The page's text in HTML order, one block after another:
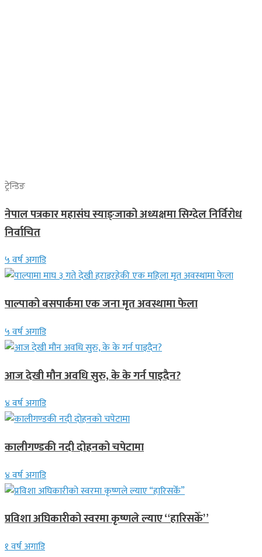
ट्रेन्डिङ
नेपाल पत्रकार महासंघ स्याङ्जाको अध्यक्षमा सिग्देल निर्विरोध
निर्वाचित
५ वर्ष अगाडि
पाल्पाको बसपार्कमा एक जना मृत अवस्थामा फेला
५ वर्ष अगाडि
आज देखी मौन अवधि सुरु, के के गर्न पाइदैन?
४ वर्ष अगाडि
कालीगण्डकी नदी दोहनको चपेटामा
४ वर्ष अगाडि
प्रविशा अघिकारीको स्वरमा कृष्णले ल्याए “हारिसकेँ”
१ वर्ष अगाडि